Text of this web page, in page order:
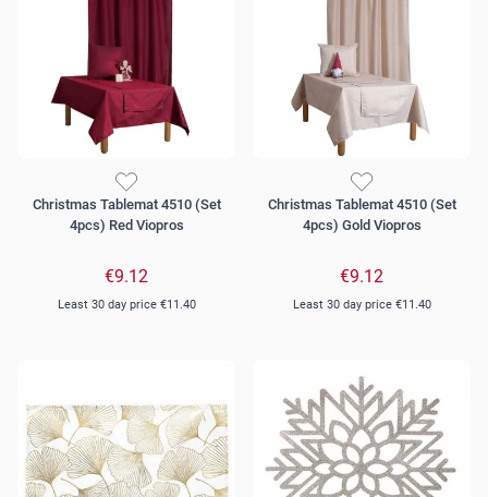
Christmas Tablemat 4510 (Set
4pcs) Red Viopros
€9.12
Least 30 day price €11.40
Christmas Tablemat 4510 (Set
4pcs) Gold Viopros
€9.12
Least 30 day price €11.40